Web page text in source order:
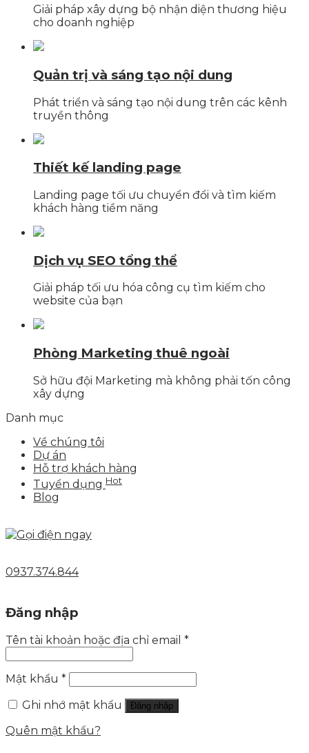
Giải pháp xây dựng bộ nhận diện thương hiệu
cho doanh nghiệp
Quản trị và sáng tạo nội dung
Phát triển và sáng tạo nội dung trên các kênh
truyền thông
Thiết kế landing page
Landing page tối ưu chuyển đổi và tìm kiếm
khách hàng tiềm năng
Dịch vụ SEO tổng thể
Giải pháp tối ưu hóa công cụ tìm kiếm cho
website của bạn
Phòng Marketing thuê ngoài
Sở hữu đội Marketing mà không phải tốn công
xây dựng
Danh mục
Về chúng tôi
Dự án
Hỗ trợ khách hàng
Tuyển dụng Hot
Blog
0937.374.844
Đăng nhập
Tên tài khoản hoặc địa chỉ email *
Mật khẩu *
Ghi nhớ mật khẩu
Đăng nhập
Quên mật khẩu?